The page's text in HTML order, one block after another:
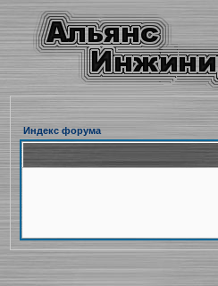
Индекс форума